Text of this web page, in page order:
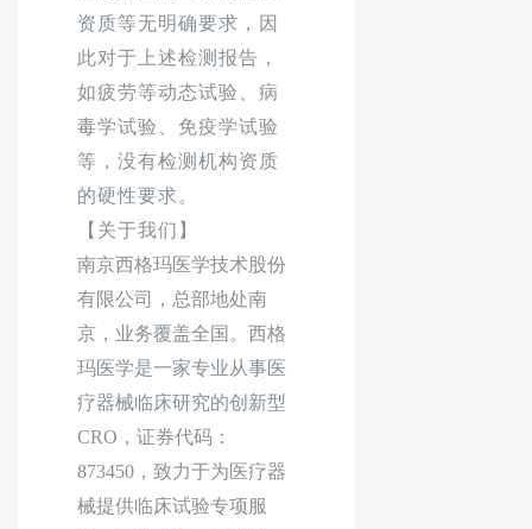
资质等无明确要求，因
此对于上述检测报告，
如疲劳等动态试验、病
毒学试验、免疫学试验
等，没有检测机构资质
的硬性要求。
【关于我们】
南京西格玛医学技术股份
有限公司，总部地处南
京，业务覆盖全国。西格
玛医学是一家专业从事医
疗器械临床研究的创新型
CRO，证券代码：
873450，致力于为医疗器
械提供临床试验专项服